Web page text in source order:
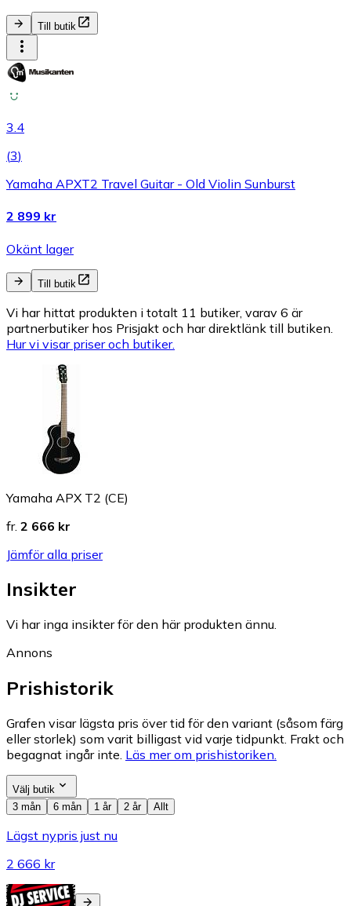
Till butik
3.4
(3)
Yamaha APXT2 Travel Guitar - Old Violin Sunburst
2 899 kr
Okänt lager
Till butik
Vi har hittat produkten i totalt 11 butiker, varav 6 är
partnerbutiker hos Prisjakt och har direktlänk till butiken.
Hur vi visar priser och butiker.
Yamaha APX T2 (CE)
fr. 2 666 kr
Jämför alla priser
Insikter
Vi har inga insikter för den här produkten ännu.
Annons
Prishistorik
Grafen visar lägsta pris över tid för den variant (såsom färg
eller storlek) som varit billigast vid varje tidpunkt. Frakt och
begagnat ingår inte. Läs mer om prishistoriken.
Välj butik
3 mån
6 mån 1 år 2 år Allt
Lägst nypris just nu
2 666 kr